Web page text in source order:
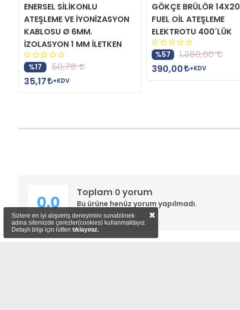
ENERSEL SİLİKONLU
ATEŞLEME VE İYONİZASYON
KABLOSU Ø 6MM.
İZOLASYON 1 MM İLETKEN
%17
50,78
35,17
+KDV
GÖKÇE BRÜLÖR
FUEL OİL ATEŞLEME
ELEKTROTU 400´LÜK
%57
1.080,00
390,00
+KDV
Toplam 0 yorum
Bu ürüne henüz yorum yapılmadı.
0.0
Sizlere en iyi alışveriş deneyimini sunabilmek
adına sitemizde çerezler(cookies) kullanmaktayız.
Detaylı bilgi için lütfen tıklayınız.
×